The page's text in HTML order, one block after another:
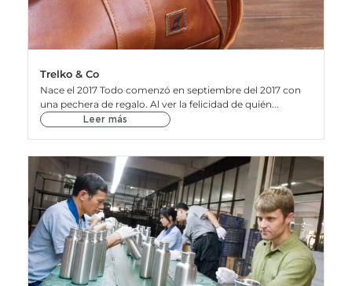
Trelko & Co
Nace el 2017 Todo comenzó en septiembre del 2017 con
una pechera de regalo. Al ver la felicidad de quién...
Leer más